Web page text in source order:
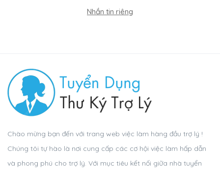
Nhắn tin riêng
Chào mừng bạn đến với trang web việc làm hàng đầu trợ lý !
Chúng tôi tự hào là nơi cung cấp các cơ hội việc làm hấp dẫn
và phong phú cho trợ lý. Với mục tiêu kết nối giữa nhà tuyển